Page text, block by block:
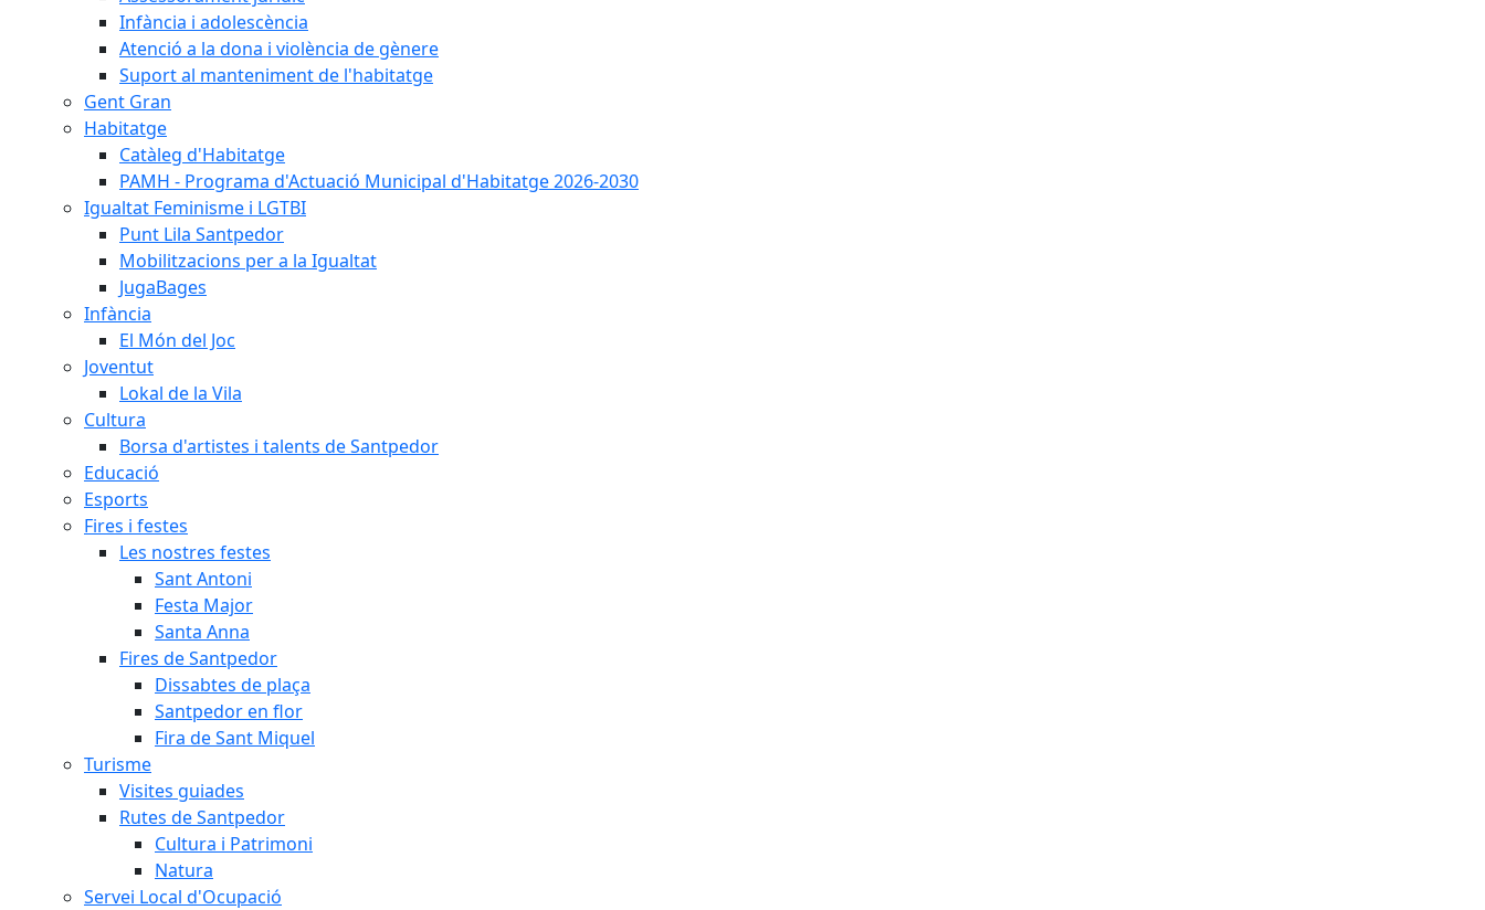
Infància i adolescència
Atenció a la dona i violència de gènere
Suport al manteniment de l'habitatge
Gent Gran
Habitatge
Catàleg d'Habitatge
PAMH - Programa d'Actuació Municipal d'Habitatge 2026-2030
Igualtat Feminisme i LGTBI
Punt Lila Santpedor
Mobilitzacions per a la Igualtat
JugaBages
Infància
El Món del Joc
Joventut
Lokal de la Vila
Cultura
Borsa d'artistes i talents de Santpedor
Educació
Esports
Fires i festes
Les nostres festes
Sant Antoni
Festa Major
Santa Anna
Fires de Santpedor
Dissabtes de plaça
Santpedor en flor
Fira de Sant Miquel
Turisme
Visites guiades
Rutes de Santpedor
Cultura i Patrimoni
Natura
Servei Local d'Ocupació